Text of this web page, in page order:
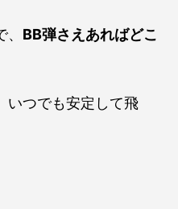
BB弾さえあればどこ
いつでも安定して飛